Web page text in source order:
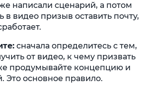
написали сценарий, а потом
в видео призыв оставить почту,
сначала определитесь с тем,
от видео, к чему призвать
продумывайте концепцию и
Это основное правило.